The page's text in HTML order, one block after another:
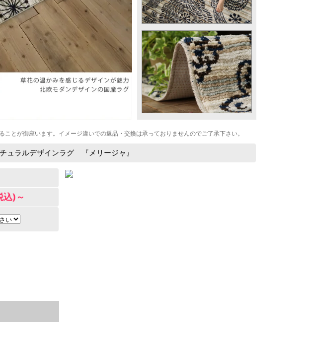
とが御座います。イメージ違いでの返品・交換は承っておりませんのでご了承下さい。
ュラルデザインラグ 『メリージャ』
)～